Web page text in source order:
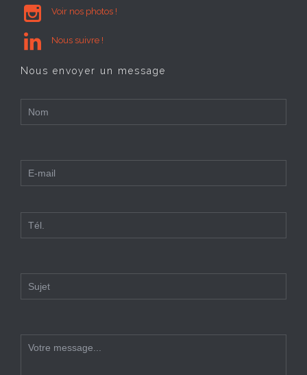
 Voir nos photos !
 Nous suivre !
Nous envoyer un message